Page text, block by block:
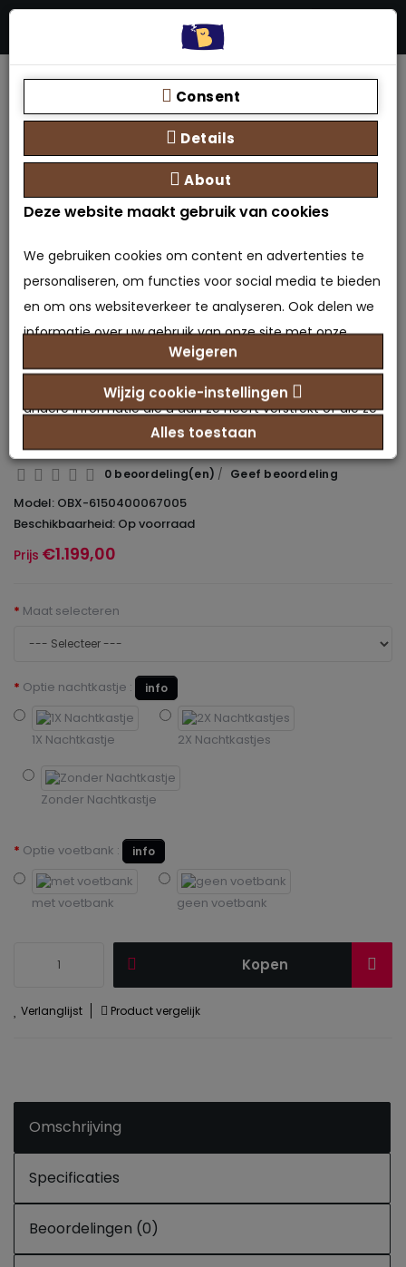
Zoeken
Boxspring met opbergruimte - tweepersoons
Boxspring Mira met opbergfunctie
Boxspring Mira met
opbergfunctie
0 beoordeling(en) / Geef beoordeling
Model: OBX-6150400067005
Beschikbaarheid: Op voorraad
Prijs €1.199,00
Maat selecteren
Optie nachtkastje : info
1X Nachtkastje 2X Nachtkastjes
Zonder Nachtkastje
Optie voetbank : info
met voetbank geen voetbank
Kopen
Verlanglijst Product vergelijk
Omschrijving
Specificaties
Beoordelingen (0)
Consent
Details
About
Deze website maakt gebruik van cookies
We gebruiken cookies om content en advertenties te
personaliseren, om functies voor social media te bieden
en om ons websiteverkeer te analyseren. Ook delen we
informatie over uw gebruik van onze site met onze
partners voor social media, adverteren en analyse. Deze
partners kunnen deze gegevens combineren met
andere informatie die u aan ze heeft verstrekt of die ze
hebben verzameld op basis van uw gebruik van hun
services.
Weigeren
Wijzig cookie-instellingen
Alles toestaan